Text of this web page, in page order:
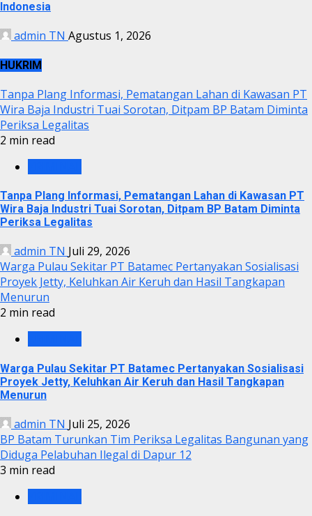
Indonesia
admin TN Agustus 1, 2026
HUKRIM
Tanpa Plang Informasi, Pematangan Lahan di Kawasan PT
Wira Baja Industri Tuai Sorotan, Ditpam BP Batam Diminta
Periksa Legalitas
2 min read
Tanpa Plang Informasi, Pematangan Lahan di Kawasan PT
Wira Baja Industri Tuai Sorotan, Ditpam BP Batam Diminta
Periksa Legalitas
admin TN Juli 29, 2026
Warga Pulau Sekitar PT Batamec Pertanyakan Sosialisasi
Proyek Jetty, Keluhkan Air Keruh dan Hasil Tangkapan
Menurun
2 min read
Warga Pulau Sekitar PT Batamec Pertanyakan Sosialisasi
Proyek Jetty, Keluhkan Air Keruh dan Hasil Tangkapan
Menurun
admin TN Juli 25, 2026
BP Batam Turunkan Tim Periksa Legalitas Bangunan yang
Diduga Pelabuhan Ilegal di Dapur 12
3 min read